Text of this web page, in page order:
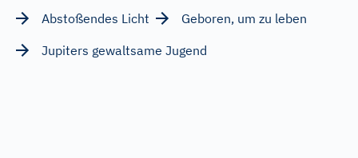
Abstoßendes Licht
Geboren, um zu leben
Jupiters gewaltsame Jugend